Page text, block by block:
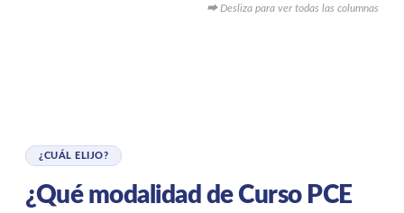
⮕ Desliza para ver todas las columnas
¿CUÁL ELIJO?
¿Qué modalidad de Curso PCE